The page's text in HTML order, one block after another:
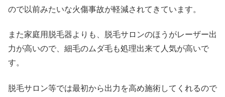
ので以前みたいな火傷事故が軽減されてきています。
また家庭用脱毛器よりも、脱毛サロンのほうがレーザー出
力が高いので、細毛のムダ毛も処理出来て人気が高いで
す。
脱毛サロン等では最初から出力を高め施術してくれるので